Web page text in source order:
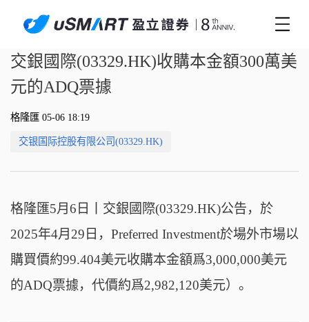
交銀國際(03329.HK)收購本金額300萬美
元的ADQ票據
格隆匯 05-06 18:19
交银国际控股有限公司(03329.HK)
格隆匯5月6日丨交銀國際(03329.HK)公告，於
2025年4月29日，Preferred Investment於場外市場以
購買價約99.404美元收購本金額爲3,000,000美元
的ADQ票據，代價約爲2,982,120美元）。